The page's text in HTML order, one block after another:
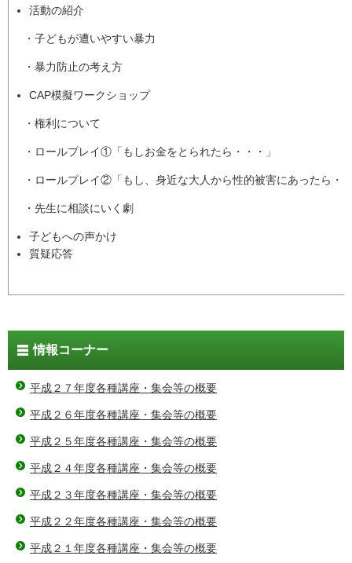
活動の紹介
・子どもが遭いやすい暴力
・暴力防止の考え方
CAP模擬ワークショップ
・権利について
・ロールプレイ①「もしお金をとられたら・・・」
・ロールプレイ②「もし、身近な大人から性的被害にあったら・
・先生に相談にいく劇
子ども
質疑応答
情報コーナー
平成２７年度各種講座・集会等の概要
平成２６年度各種講座・集会等の概要
平成２５年度各種講座・集会等の概要
平成２４年度各種講座・集会等の概要
平成２３年度各種講座・集会等の概要
平成２２年度各種講座・集会等の概要
平成２１年度各種講座・集会等の概要